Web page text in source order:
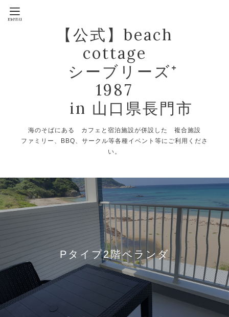
【公式】beach
cottage
シーブリーズ⁺
1987
in 山口県長門市
海のそばにある カフェと宿泊施設が併設した 複合施設
ファミリー、BBQ、サークル等各種イベント等にご利用くださ
い。
Pタイプ2階ベランダ